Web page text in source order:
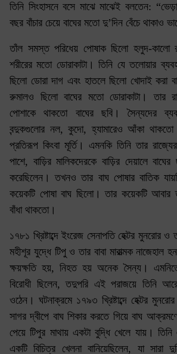
তিনি সিংহাসনে বসে মাঝে মাঝেই বলতেন:
বছর বাঁচার চেয়ে বাঘের মতো দু’দিন বেঁচে থাকাও
তাঁল সমস্ত পরিধেয় পোষাক ছিলো হলুদ-কালো
শরীরের মতো ডোরাকাটা। তিনি যে তলোয়ার
ছিলো ডোরা দাগ এবং হাতলে ছিলো খোদাই করা
রুমালও ছিলো বাঘের মতো ডোরাকাটা। তার
পোশাকে থাকতো বাঘের ছবি। সৈন্যদের
বন্দুকগুলোর নল, কুদো, হ্যামারেও আঁকা থাকতো
প্রতিরূপ কিংবা মূর্তি। এমনকি তিনি তার
পাশে, বাড়ির মালিকদেরকে বাড়ির দেয়ালে
করেছিলেন। তখনও তার বাঘ পোষার বাতিক
কয়েকটি পোষা বাঘ ছিলো। তার কয়েকটি আবার
বাঁধা থাকতো।
১৭৮১ খ্রিষ্টাব্দে ইংরেজ সেনাপতি হেক্টর মুনরোর ও
মহীশূর যুদ্ধে টিপু ও তার বাবা মারাত্মক নাজেহাল
ক্ষয়ক্ষতি হয়, নিহত হয় অনেক সৈন্য।
বিরোধী ছিলেন, তদুপরি এই পরাজয়ে তিনি
ওঠেন। ঘটনাক্রমে ১৭৯৩ খ্রিষ্টাব্দে হেক্টর
সাগর দ্বীপে বাঘ শিকার করতে গিয়ে বাঘ
পেয়ে টিপুর মাথায় একটা বুদ্ধি খেলে যায়। তিনি
একটি বিচিত্র খেলনা বানিয়েছিলেন, যা সারা